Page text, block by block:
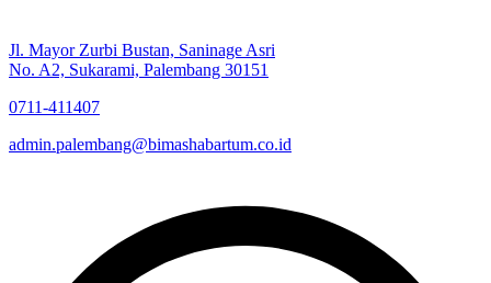
Jl. Mayor Zurbi Bustan, Saninage Asri
No. A2, Sukarami, Palembang 30151
0711-411407
admin.palembang@bimashabartum.co.id